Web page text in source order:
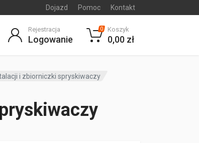
Dojazd Pomoc Kontakt
Rejestracja
Logowanie
0 Koszyk
0,00 zł
i zbiorniczki spryskiwaczy